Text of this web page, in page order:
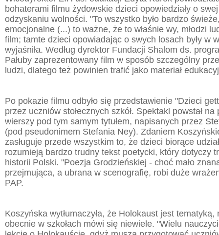
bohaterami filmu żydowskie dzieci opowiedziały o
odzyskaniu wolności. "To wszystko było bardzo
emocjonalne (...) to ważne, że to właśnie wy, młodzi
film; tamte dzieci opowiadając o swych losach były w
wyjaśniła. Według dyrektor Fundacji Shalom ds.
Pałuby zaprezentowany film w sposób szczególny
ludzi, dlatego też powinien trafić jako materiał
Po pokazie filmu odbyło się przedstawienie "Dzieci
przez uczniów stołecznych szkół. Spektakl powstał
wierszy pod tym samym tytułem, napisanych przez
(pod pseudonimem Stefania Ney). Zdaniem
zasługuje przede wszystkim to, że dzieci biorące
rozumieją bardzo trudny tekst poetycki, który dotyczy
historii Polski. "Poezja Grodzieńskiej - choć mało
przejmująca, a ubrana w scenografię, robi duże
PAP.
Koszyńska wytłumaczyła, że Holokaust jest tematyką,
obecnie w szkołach mówi się niewiele. "Wielu